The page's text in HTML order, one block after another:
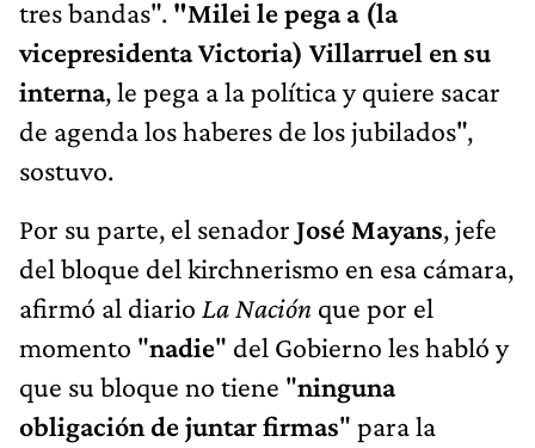
tres bandas". "Milei le pega a (la
vicepresidenta Victoria) Villarruel en su
interna, le pega a la política y quiere sacar
de agenda los haberes de los jubilados",
sostuvo.
Por su parte, el senador José Mayans, jefe
del bloque del kirchnerismo en esa cámara,
afirmó al diario La Nación que por el
momento "nadie" del Gobierno les habló y
que su bloque no tiene "ninguna
obligación de juntar firmas" para la